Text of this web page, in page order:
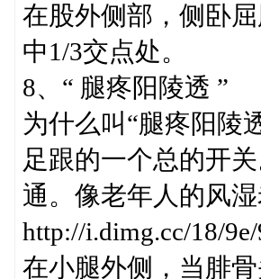
在股外侧部，侧卧
中1/3交点处。
8、“ 腿疼阳陵透 ”
为什么叫“腿疼阳陵
足跟的一个总的开
通。像老年人的风
http://i.dimg.cc/18/
在小腿外侧，当腓